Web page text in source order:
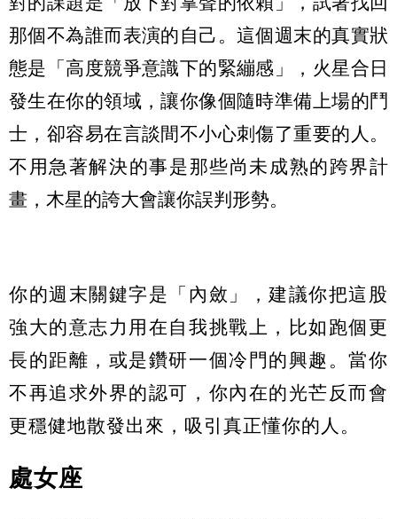
那個不為誰而表演的自己。這個週末的真實狀
態是「高度競爭意識下的緊繃感」，火星合日
發生在你的領域，讓你像個隨時準備上場的鬥
士，卻容易在言談間不小心刺傷了重要的人。
不用急著解決的事是那些尚未成熟的跨界計
畫，木星的誇大會讓你誤判形勢。
你的週末關鍵字是「內斂」，建議你把這股
強大的意志力用在自我挑戰上，比如跑個更
長的距離，或是鑽研一個冷門的興趣。當你
不再追求外界的認可，你內在的光芒反而會
更穩健地散發出來，吸引真正懂你的人。
處女座